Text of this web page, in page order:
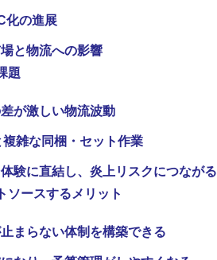
化の進展
と物流への影響
題
が激しい物流波動
雑な同梱・セット作業
験に直結し、炎上リスクにつながる
ソースするメリット
まらない体制を構築できる